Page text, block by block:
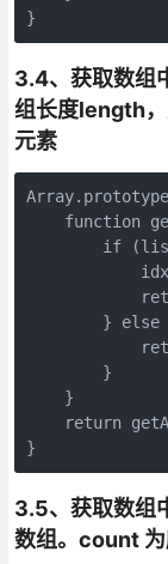
}
3.4、获取数组
组长度length
元素
function
if
} else
        }
    }
return
}
3.5、获取数组
数组。count